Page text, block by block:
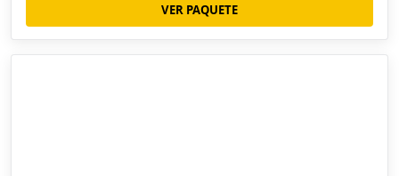
VER PAQUETE